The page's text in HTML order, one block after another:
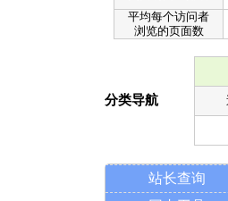
平均每个访问者
浏览的页面数
分类导航
站长查询